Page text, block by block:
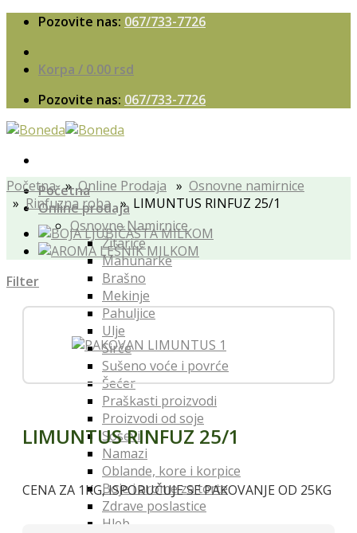
Skip
content
Pozovite nas: 067/733-7726
Korpa / 0.00 rsd
Pozovite nas: 067/733-7726
Početna
Online prodaja
Osnovne Namirnice
Žitarice
Mahunarke
Brašno
Mekinje
Pahuljice
Ulje
Sirće
Sušeno voće i povrće
Šećer
Praškasti proizvodi
Proizvodi od soje
Sosevi
Namazi
Oblande, kore i korpice
Boje i arome za torte
Zdrave poslastice
Hleb
Početna»Online Prodaja » Osnovne namirnice
»Rinfuzna roba» LIMUNTUS RINFUZ 25/1
Filter
LIMUNTUS RINFUZ 25/1
CENA ZA 1KG, ISPORUČUJE SE PAKOVANJE OD 25KG